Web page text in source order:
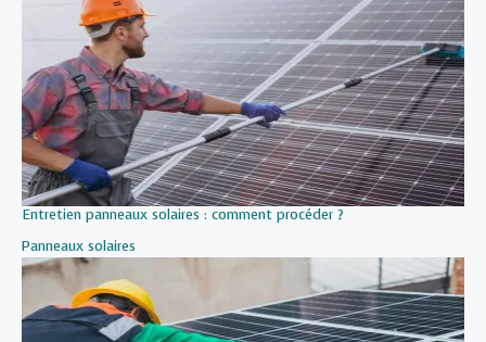
Entretien panneaux solaires : comment procéder ?
Par rapport à
Panneaux solaires